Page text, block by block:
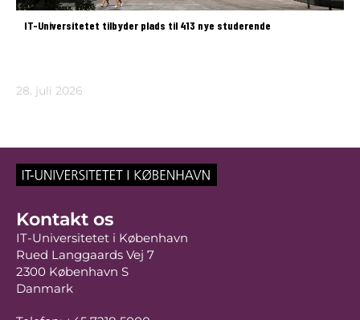
IT-Universitetet tilbyder plads til 413 nye studerende
28. juli 2026
Kontakt os
IT-Universitetet i København
Rued Langgaards Vej 7
2300 København S
Danmark